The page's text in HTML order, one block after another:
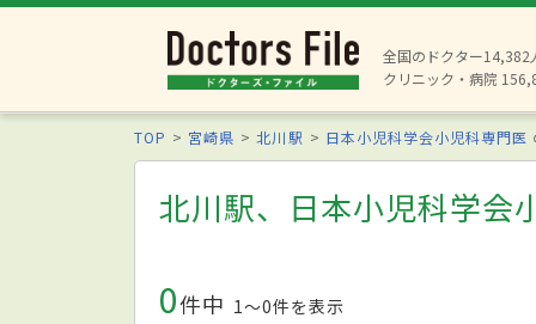
全国のドクター14,382
クリニック・病院
TOP 宮崎県 北川駅 日本小児科学会小児科専門医
北川駅、日本小児科学会
0件中 1〜0件を表示